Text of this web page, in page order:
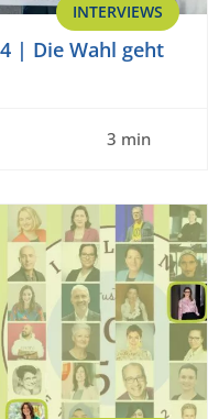
INTERVIEWS
| Die Wahl geht
3 min